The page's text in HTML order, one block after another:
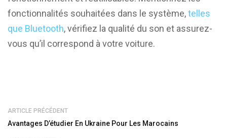
fonctionnalités souhaitées dans le système,telles
que Bluetooth, vérifiez la qualité du son et assurez-
vous qu’il correspond à votre voiture.
ARTICLE PRÉCÉDENT
Avantages D’étudier En Ukraine Pour Les Marocains